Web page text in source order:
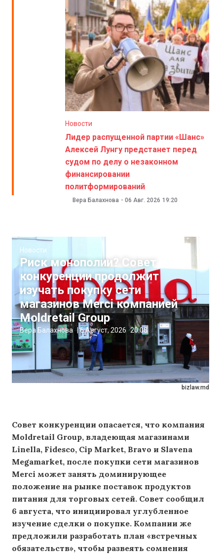
Новости
Лидер распущенной партии «Шанс»
Алексей Лунгу предстанет перед
судом по делу о незаконном
финансировании
политформирований
Вера Балахнова - 06 Авг. 2026 19:20
bizlaw.md
Новости
Риск монополии? Совет
конкуренции продолжит
изучать покупку сети
магазинов Merci компанией
Moldretail Group
Вера Балахнова 6 Август, 2026 20:08
Совет конкуренции опасается, что компания
Moldretail Group, владеющая магазинами
Linella, Fidesco, Cip Market, Bravo и Slavena
Megamarket, после покупки сети магазинов
Merci может занять доминирующее
положение на рынке поставок продуктов
питания для торговых сетей. Совет сообщил
6 августа, что инициировал углубленное
изучение сделки о покупке. Компании же
предложили разработать план «встречных
обязательств», чтобы развеять сомнения